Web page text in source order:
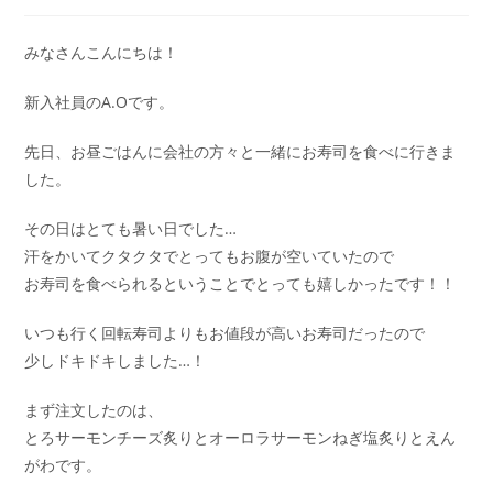
みなさんこんにちは！
新入社員のA.Oです。
先日、お昼ごはんに会社の方々と一緒にお寿司を食べに行きま
した。
その日はとても暑い日でした…
汗をかいてクタクタでとってもお腹が空いていたので
お寿司を食べられるということでとっても嬉しかったです！！
いつも行く回転寿司よりもお値段が高いお寿司だったので
少しドキドキしました…！
まず注文したのは、
とろサーモンチーズ炙りとオーロラサーモンねぎ塩炙りとえん
がわです。